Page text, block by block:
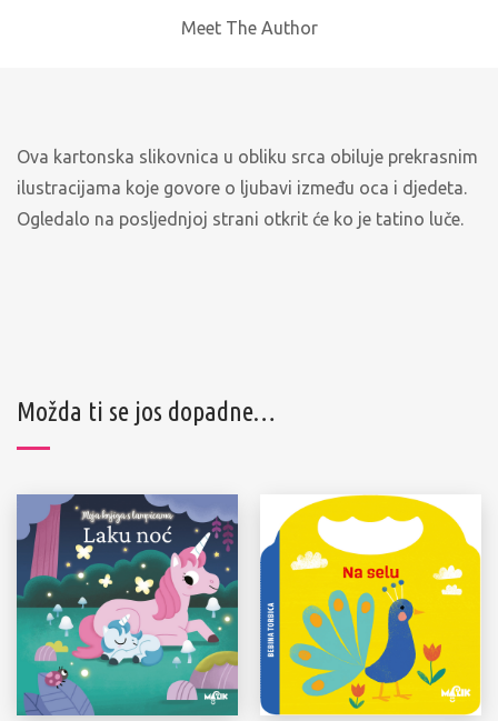
Meet The Author
Ova kartonska slikovnica u obliku srca obiluje prekrasnim
ilustracijama koje govore o ljubavi između oca i djedeta.
Ogledalo na posljednjoj strani otkrit će ko je tatino luče.
Možda ti se jos dopadne…